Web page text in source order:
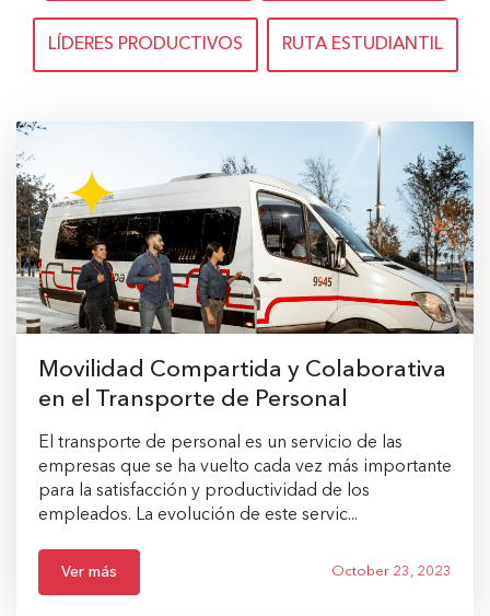
LÍDERES PRODUCTIVOS RUTA ESTUDIANTIL
Movilidad Compartida y Colaborativa
en el Transporte de Personal
El transporte de personal es un servicio de las
empresas que se ha vuelto cada vez más importante
para la satisfacción y productividad de los
empleados. La evolución de este servic...
Ver más October 23, 2023